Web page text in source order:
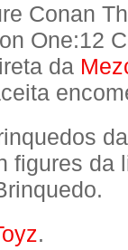
Conan
One:12
da
figures da
.